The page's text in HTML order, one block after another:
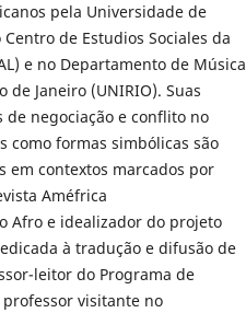
pela Universidade de
de Estudios Sociales da
e no Departamento de Música
de Janeiro (UNIRIO). Suas
de negociação e conflito no
como formas simbólicas são
em contextos marcados por
Améfrica
Afro e idealizador do projeto
à tradução e difusão de
leitor do Programa de
professor visitante no